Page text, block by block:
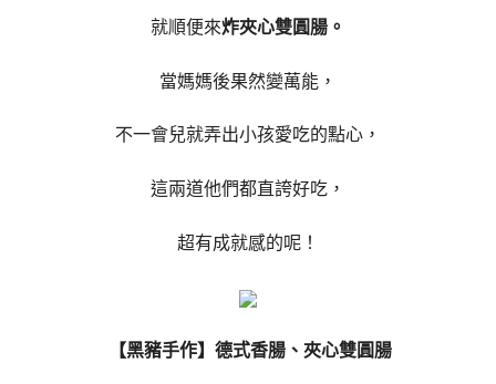
就順便來炸夾心雙圓腸。
當媽媽後果然變萬能，
不一會兒就弄出小孩愛吃的點心，
這兩道他們都直誇好吃，
超有成就感的呢！
【黑豬手作】德式香腸、夾心雙圓腸